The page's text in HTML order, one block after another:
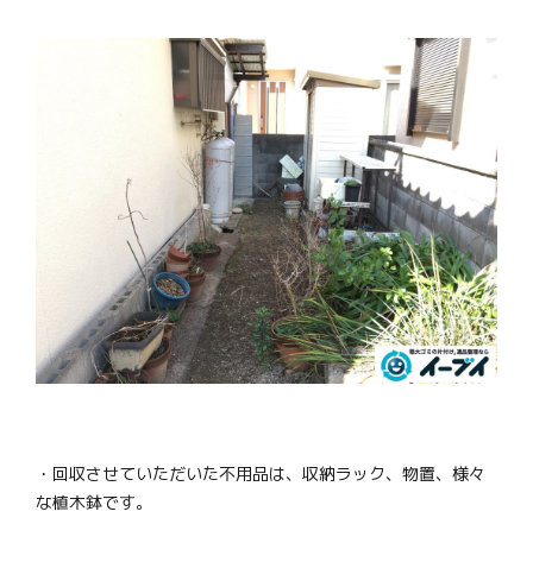
・回収させていただいた不用品は、収納ラック、物置、様々
な植木鉢です。